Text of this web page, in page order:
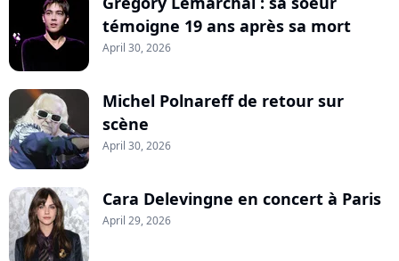
témoigne 19 ans après sa mort
April 30, 2026
Michel Polnareff de retour sur
scène
April 30, 2026
Cara Delevingne en concert à Paris
April 29, 2026